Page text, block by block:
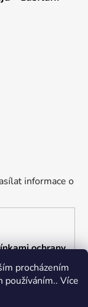
procházením
Více
informace o
ochrany